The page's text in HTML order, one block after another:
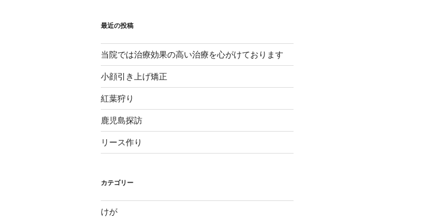
最近の投稿
当院では治療効果の高い治療を心がけております
小顔引き上げ矯正
紅葉狩り
鹿児島探訪
リース作り
カテゴリー
けが